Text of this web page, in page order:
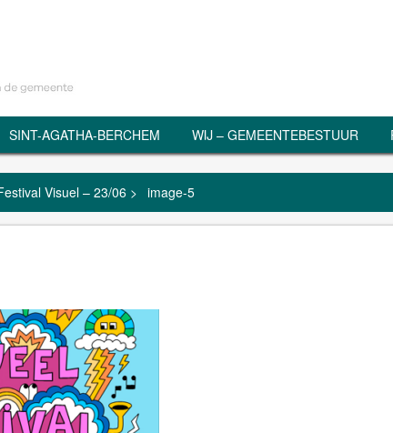
SINT-AGATHA-BERCHEM WIJ – GEMEENTEBESTUUR
Visuel – 23/06 > image-5